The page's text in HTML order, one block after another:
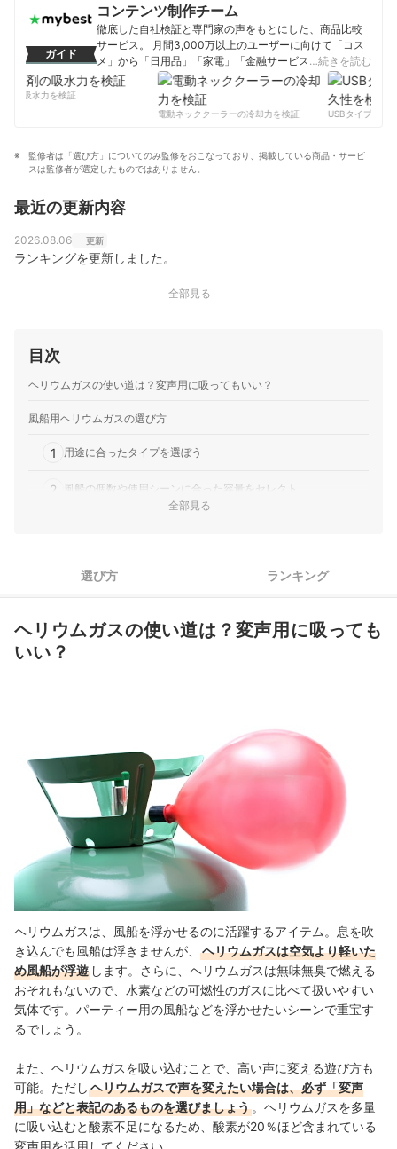
絵本と木のおもちゃの専門店をオープンする。楽天おも
ちゃ大賞の選考委員、絵本専門士養成講師など担当する
側ら、全国の保育者に保育環境や子育てについて、年間
300回ほど講演活動を行っている。主な著書に『かしこ
いおもちゃの与え方』（三学出版）『赤ちゃんのおもち
ゃ』（三学出版）『笑って学ぶ子育てのコツ』（三学出
版）「絵本・お話・わらべ歌」（アスラン書房）など11
冊、『メチャクサ』（アスラン書房）など10冊以上の絵
岩城敏之のプロフィール
ガイド
コンテンツ制作チーム
徹底した自社検証と専門家の声をもとにした、商品比較
サービス。 月間3,000万以上のユーザーに向けて「コス
メ」から「日用品」「家電」「金融サービス」まで、ベ
ストな商品を選んでもらうために、毎日コンテンツを制
コンテンツ制作チームのプロフィール
…続きを読む
の吸水力を検証
電動ネッククーラーの冷却力を検証
USBタイプCケー
監修者は「選び方」についてのみ監修をおこなっており、掲載している商品・サービ
スは監修者が選定したものではありません。
最近の更新内容
2026.08.06 更新
ランキングを更新しました。
全部見る
目次
ヘリウムガスの使い道は？変声用に吸ってもいい？
風船用ヘリウムガスの選び方
1 用途に合ったタイプを選ぼう
2 風船の個数や使用シーンに合った容量をセレクト
風船をうまく浮かせる方法は？
風船・バルーンを買った店舗でヘリウムガス注入サービスも
ほかのパーティーグッズもチェックしよう！
全部見る
選び方 ランキング
ヘリウムガスの使い道は？変声用に吸っても
いい？
ヘリウムガスは、風船を浮かせるのに活躍するアイテム。息を吹
き込んでも風船は浮きませんが、
ヘリウムガスは空気より軽いた
め風船が浮遊 します。さらに、ヘリウムガスは無味無臭で燃える
おそれもないので、水素などの可燃性のガスに比べて扱いやすい
気体です。パーティー用の風船などを浮かせたいシーンで重宝す
るでしょう。
また、ヘリウムガスを吸い込むことで、高い声に変える遊び方も
可能。 ただし ヘリウムガスで声を変えたい場合は、必ず「変声
用」などと表記のあるものを選びましょう 。ヘリウムガスを多量
に吸い込むと酸素不足になるため、酸素が20％ほど含まれている
変声用を活用してください。